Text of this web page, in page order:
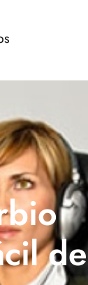
de